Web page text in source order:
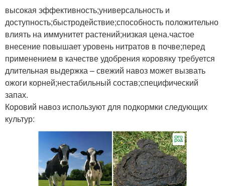
высокая эффективность;универсальность и
доступность;быстродействие;способность положительно
влиять на иммунитет растений;низкая цена.частое
внесение повышает уровень нитратов в почве;перед
применением в качестве удобрения коровяку требуется
длительная выдержка – свежий навоз может вызвать
ожоги корней;нестабильный состав;специфический
запах.
Коровий навоз используют для подкормки следующих
культур: